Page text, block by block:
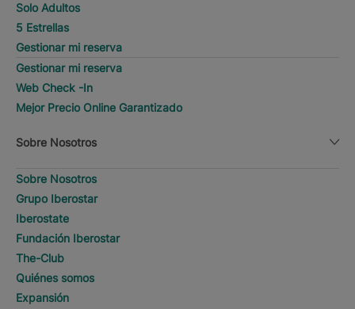
Solo Adultos
5 Estrellas
Gestionar mi reserva
Gestionar mi reserva
Web Check -In
Mejor Precio Online Garantizado
Sobre Nosotros
Sobre Nosotros
Grupo Iberostar
Iberostate
Fundación Iberostar
The-Club
Quiénes somos
Expansión